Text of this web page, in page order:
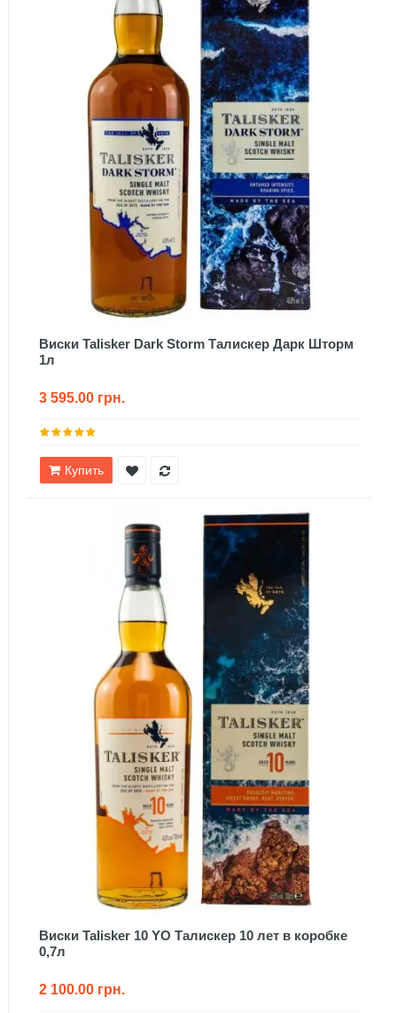
Виски Talisker Dark Storm Талискер Дарк Шторм
1л
3 595.00 грн.
Купить
Виски Talisker 10 YO Талискер 10 лет в коробке
0,7л
2 100.00 грн.